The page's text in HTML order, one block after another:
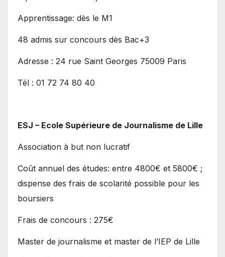
Apprentissage: dès le M1
48 admis sur concours dès Bac+3
Adresse : 24 rue Saint Georges 75009 Paris
Tél : 01 72 74 80 40
ESJ – Ecole Supérieure de Journalisme de Lille
Association à but non lucratif
Coût annuel des études: entre 4800€ et 5800€ ;
dispense des frais de scolarité possible pour les
boursiers
Frais de concours : 275€
Master de journalisme et master de l’IEP de Lille